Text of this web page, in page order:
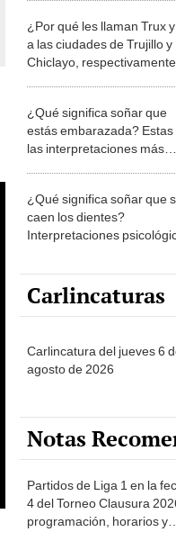
¿Qué significa soñar que
estás embarazada? Estas
las interpretaciones más
comunes
¿Qué significa soñar que
caen los dientes?
Interpretaciones
y posibles explicaciones
Carlincaturas
agosto de 2026
Notas
programación, horarios y
dónde ver
Senamhi advierte llegada
LLUVIAS EXTREMAS en
provincias desde HOY